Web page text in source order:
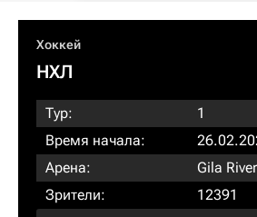
Хоккей
НХЛ
Тур:
1
Время начала:
Арена:
Gila
Зрители:
12391